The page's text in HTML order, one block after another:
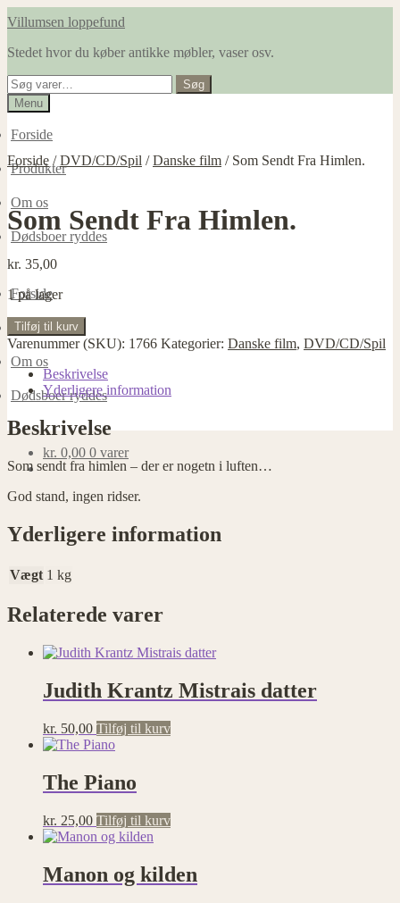
Spring
navigation
Spring
indhold
Villumsen loppefund
Stedet hvor du køber antikke møbler, vaser osv.
Søg
efter:
Søg
Menu
Forside
Produkter
Om os
Dødsboer ryddes
Forside
Produkter
Om os
Dødsboer ryddes
kr. 0,00 0 varer
Forside /DVD/CD/Spil /Danske film / Som Sendt Fra Himlen.
Som Sendt Fra Himlen.
kr. 35,00
1 på lager
Som
Sendt
Fra
Himlen.
antal
Tilføj til kurv
Varenummer (SKU): 1766 Kategorier: Danske film, DVD/CD/Spil
Beskrivelse
Yderligere information
Beskrivelse
Som sendt fra himlen – der er nogetn i luften…
God stand, ingen ridser.
Yderligere information
Vægt 1 kg
Relaterede varer
Judith Krantz Mistrais datter
kr. 50,00 Tilføj til kurv
The Piano
kr. 25,00 Tilføj til kurv
Manon og kilden